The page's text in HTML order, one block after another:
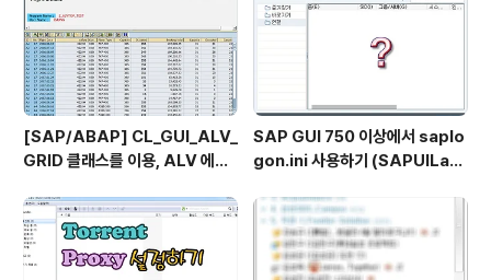
[SAP/ABAP] CL_GUI_ALV_
GRID 클래스를 이용, ALV 에서
SAP GUI 750 이상에서 saplo
gon.ini 사용하기 (SAPUILan